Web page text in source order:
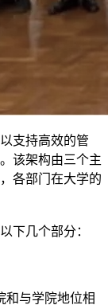
支持高效的管
该架构由三个主
各部门在大学的
下几个部分：
和与学院地位相